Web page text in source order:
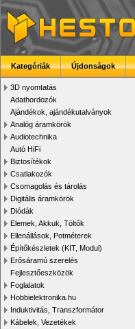
Kategóriák Újdonságok
3D nyomtatás
Adathordozók
Ajándékok, ajándékutalványok
Analóg áramkörök
Audiotechnika
Autó HiFi
Biztosítékok
Csatlakozók
Csomagolás és tárolás
Digitális áramkörök
Diódák
Elemek, Akkuk, Töltők
Ellenállások, Potméterek
Építőkészletek (KIT, Modul)
Erősáramú szerelés
Fejlesztőeszközök
Foglalatok
Hobbielektronika.hu
Induktivitás, Transzformátor
Kábelek, Vezetékek